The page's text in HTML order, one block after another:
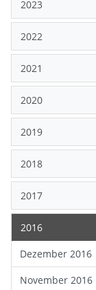
2023
2022
2021
2020
2019
2018
2017
2016
Dezember 2016
November 2016